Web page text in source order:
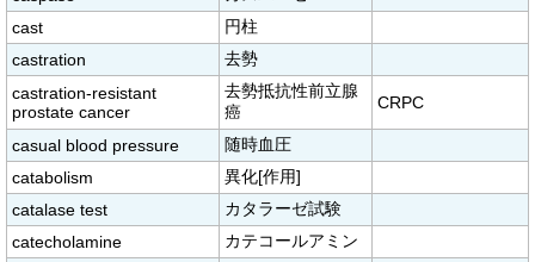
cast
円柱
castration
去勢
castration-resistant
prostate cancer
去勢抵抗性前立腺
癌
CRPC
casual blood pressure
随時血圧
catabolism
異化[作用]
catalase test
カタラーゼ試験
catecholamine
カテコールアミン